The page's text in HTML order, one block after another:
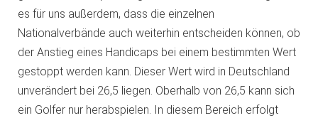
es für uns außerdem, dass die einzelnen
Nationalverbände auch weiterhin entscheiden können, ob
der Anstieg eines Handicaps bei einem bestimmten Wert
gestoppt werden kann. Dieser Wert wird in Deutschland
unverändert bei 26,5 liegen. Oberhalb von 26,5 kann sich
ein Golfer nur herabspielen. In diesem Bereich erfolgt